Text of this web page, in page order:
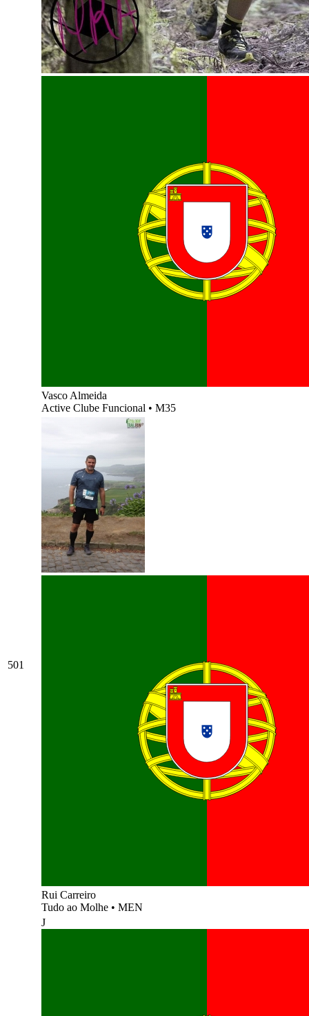
Vasco Almeida
Active Clube Funcional • M35
501
Rui Carreiro
Tudo ao Molhe • MEN
J